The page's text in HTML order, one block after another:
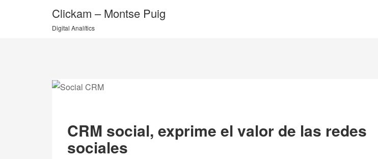
Clickam – Montse Puig
Digital Analítics
CRM social, exprime el valor de las redes
sociales